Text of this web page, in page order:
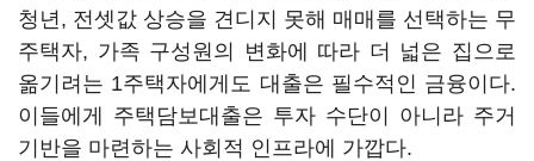
청년, 전셋값 상승을 견디지 못해 매매를 선택하는 무
주택자, 가족 구성원의 변화에 따라 더 넓은 집으로
옮기려는 1주택자에게도 대출은 필수적인 금융이다.
이들에게 주택담보대출은 투자 수단이 아니라 주거
기반을 마련하는 사회적 인프라에 가깝다.